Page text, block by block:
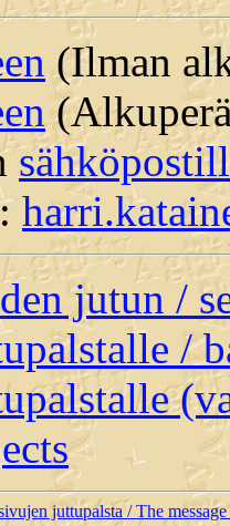
(Ilman
jutun /
/
juttupalsta / The